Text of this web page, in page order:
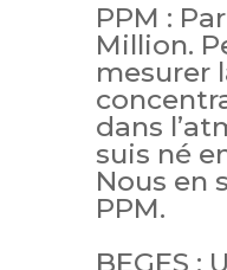
PPM :
Million.
mesurer
dans
suis né
Nous en
PPM.
BEGES :